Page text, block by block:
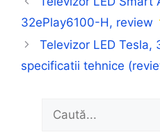
32ePlay6100-H, review
Televizor LED Tesla,
specificatii tehnice
după: